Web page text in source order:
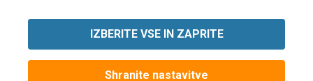
Vse slike so simbolične. Vse cene v spletni trgovini Extra Lux so
prikazane brez DDV-ja.
IZBERITE VSE IN ZAPRITE
Shranite nastavitve